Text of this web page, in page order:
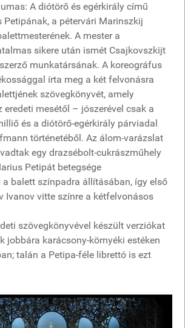
A diótörő és egérkirály című
Petipának, a pétervári Marinszkij
A mester a
sikere után ismét Csajkovszkijt
munkatársának. A koreográfus
írta meg a két felvonásra
szövegkönyvét, amely
eredeti mesétől – jószerével csak a
és a diótörő-egérkirály párviadal
történetéből. Az álom-varázslat
egy drazsébolt-cukrászműhely
Petipát betegsége
balett színpadra állításában, így első
Ivanov vitte színre a kétfelvonásos
szövegkönyvével készült verziókat
jobbára karácsony-környéki estéken
talán a Petipa-féle librettó is ezt